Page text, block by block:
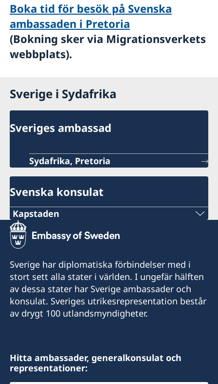
Boka tid för besök på Svenska
ambassaden i Pretoria
(Bokning sker via Migrationsverkets
webbplats).
Sverige i Sydafrika
Sveriges ambassad
Sydafrika, Pretoria
Svenska konsulat
Kapstaden
Telefon
+27 21 300 9254
epost
sweden@csct.se
Innovation City Cape Town
Telefontider: 09h00 - 10h00 tisdag till fredag
Sverige har diplomatiska förbindelser med i
stort sett alla stater i världen. I ungefär hälften
av dessa stater har Sverige ambassader och
konsulat. Sveriges utrikesrepresentation består
av drygt 100 utlandsmyndigheter.
Hitta ambassader, generalkonsulat och
representationer: